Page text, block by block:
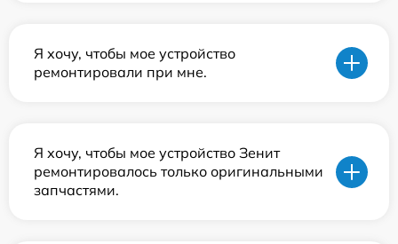
Я хочу, чтобы мое устройство
ремонтировали при мне.
Я хочу, чтобы мое устройство Зенит
ремонтировалось только оригинальными
запчастями.